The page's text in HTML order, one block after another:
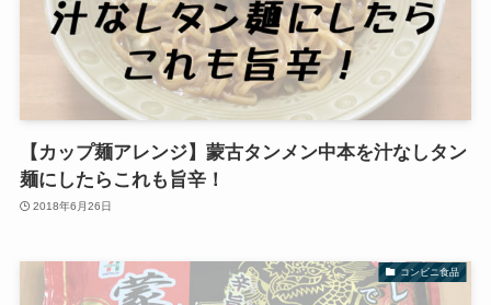
【カップ麺アレンジ】蒙古タンメン中本を汁なしタン
麺にしたらこれも旨辛！
2018年6月26日
コンビニ食品